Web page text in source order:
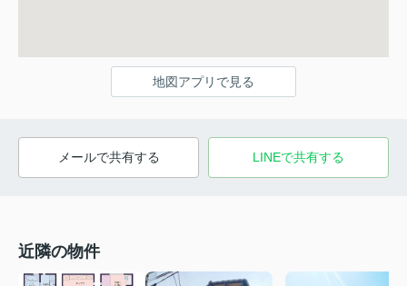
地図アプリで見る
メールで共有する LINEで共有する
近隣の物件